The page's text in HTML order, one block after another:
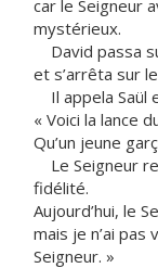
car le Seigneur
mystérieux.
David passa
et s’arrêta sur
Il appela Saül
« Voici la lance
Qu’un jeune
Le Seigneur
fidélité.
Aujourd’hui, le
mais je n’ai pas
Seigneur. »